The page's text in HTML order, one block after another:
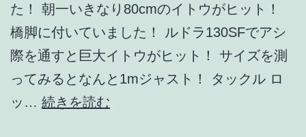
た！ 朝一いきなり80cmのイトウがヒット！
橋脚に付いていました！ ルドラ130SFでアシ
際を通すと巨大イトウがヒット！ サイズを測
ってみるとなんと1mジャスト！ タックル ロ
ッ… 続きを読む